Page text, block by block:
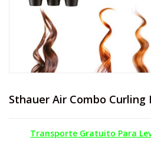
Sthauer Air Combo Curling
Transporte Gratuito Para